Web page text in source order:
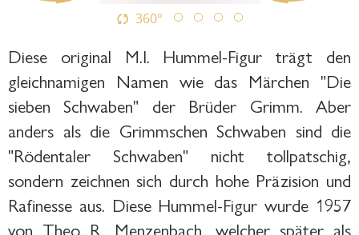
360°
Diese original M.I. Hummel-Figur trägt den
gleichnamigen Namen wie das Märchen "Die
sieben Schwaben" der Brüder Grimm. Aber
anders als die Grimmschen Schwaben sind die
"Rödentaler Schwaben" nicht tollpatschig,
sondern zeichnen sich durch hohe Präzision und
Rafinesse aus. Diese Hummel-Figur wurde 1957
von Theo R. Menzenbach, welcher später als